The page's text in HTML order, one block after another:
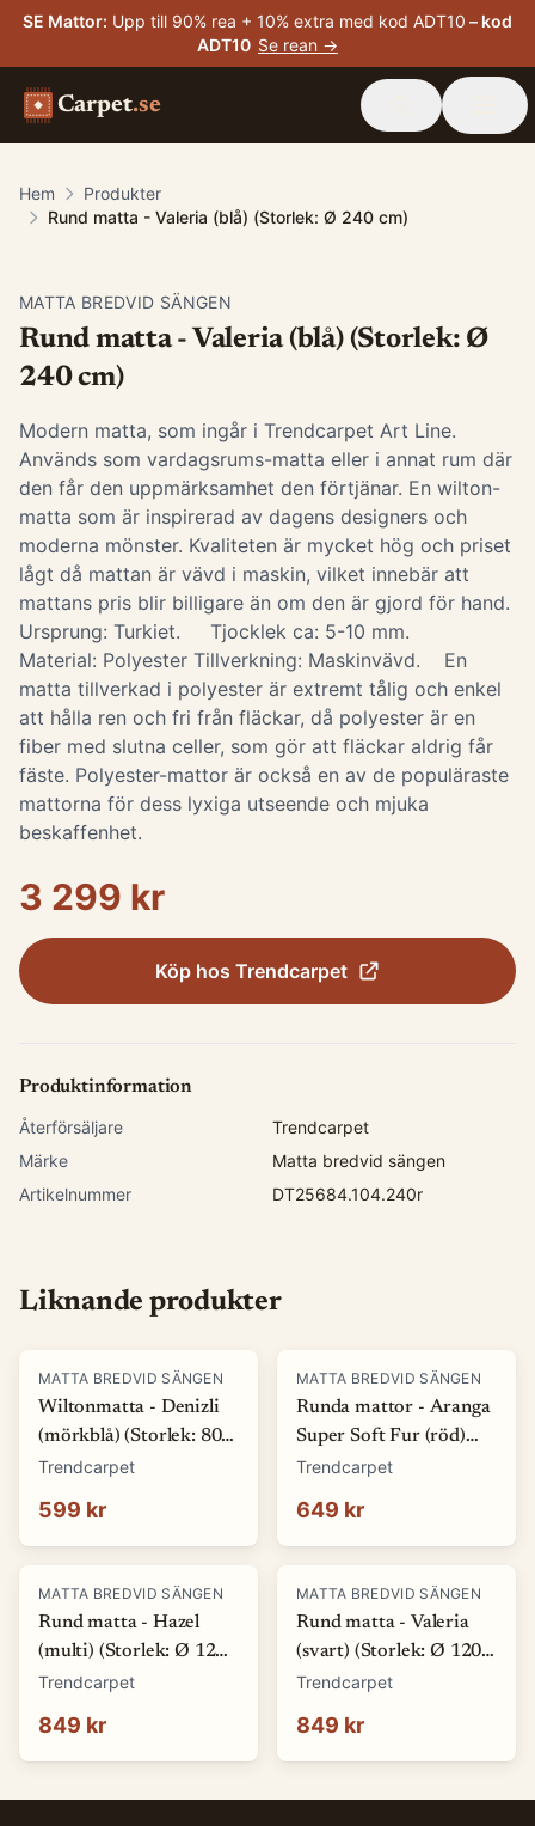
SE Mattor: Upp till 90% rea + 10% extra med kod ADT10 – kod
ADT10 Se rean →
Carpet.se
Hem
Produkter
Rund matta - Valeria (blå) (Storlek: Ø 240 cm)
MATTA BREDVID SÄNGEN
Rund matta - Valeria (blå) (Storlek: Ø
240 cm)
Modern matta, som ingår i Trendcarpet Art Line.
Används som vardagsrums-matta eller i annat rum där
den får den uppmärksamhet den förtjänar. En wilton-
matta som är inspirerad av dagens designers och
moderna mönster. Kvaliteten är mycket hög och priset
lågt då mattan är vävd i maskin, vilket innebär att
mattans pris blir billigare än om den är gjord för hand.
Ursprung: Turkiet. Tjocklek ca: 5-10 mm.
Material: Polyester Tillverkning: Maskinvävd. ​ En
matta tillverkad i polyester är extremt tålig och enkel
att hålla ren och fri från fläckar, då polyester är en
fiber med slutna celler, som gör att fläckar aldrig får
fäste. Polyester-mattor är också en av de populäraste
mattorna för dess lyxiga utseende och mjuka
beskaffenhet.
3 299 kr
Köp hos Trendcarpet
Produktinformation
Återförsäljare
Trendcarpet
Märke
Matta bredvid sängen
Artikelnummer
DT25684.104.240r
Liknande produkter
MATTA BREDVID SÄNGEN
Wiltonmatta - Denizli
(mörkblå) (Storlek: 80 x
150 cm)
Trendcarpet
599 kr
MATTA BREDVID SÄNGEN
Runda mattor - Aranga
Super Soft Fur (röd)
(Storlek: Ø 120 cm)
Trendcarpet
649 kr
MATTA BREDVID SÄNGEN
Rund matta - Hazel
(multi) (Storlek: Ø 120
cm)
Trendcarpet
849 kr
MATTA BREDVID SÄNGEN
Rund matta - Valeria
(svart) (Storlek: Ø 120
cm)
Trendcarpet
849 kr